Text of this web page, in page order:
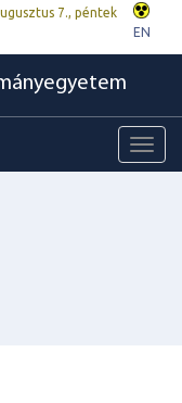
7., péntek
EN